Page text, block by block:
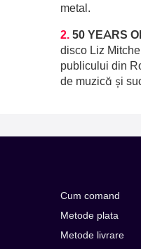
metal.
2. 50 YEARS
disco Liz
publicului din
de muzică și
Cum comand
Metode plata
Metode livrare